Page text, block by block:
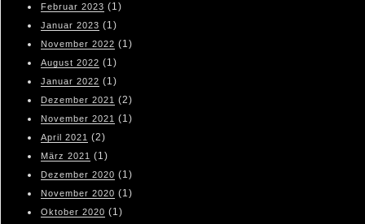
Februar 2023 (1)
Januar 2023 (1)
November 2022 (1)
August 2022 (1)
Januar 2022 (1)
Dezember 2021 (2)
November 2021 (1)
April 2021 (2)
März 2021 (1)
Dezember 2020 (1)
November 2020 (1)
Oktober 2020 (1)